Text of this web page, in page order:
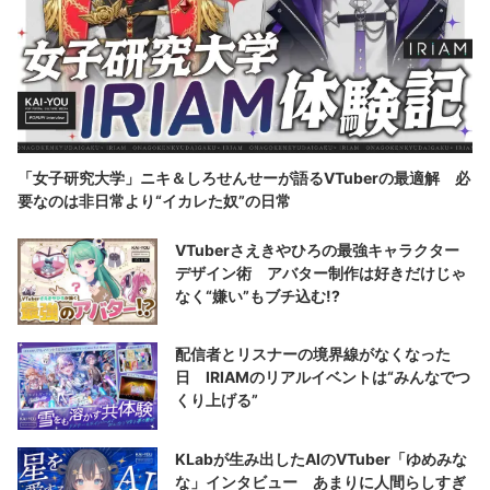
「女子研究大学」ニキ＆しろせんせーが語るVTuberの最適解 必
要なのは非日常より“イカレた奴”の日常
VTuberさえきやひろの最強キャラクター
デザイン術 アバター制作は好きだけじゃ
なく“嫌い”もブチ込む!?
配信者とリスナーの境界線がなくなった
日 IRIAMのリアルイベントは“みんなでつ
くり上げる”
KLabが生み出したAIのVTuber「ゆめみな
な」インタビュー あまりに人間らしすぎ